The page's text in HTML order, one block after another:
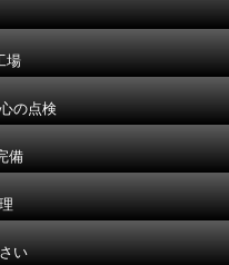
場
の点検
備
い